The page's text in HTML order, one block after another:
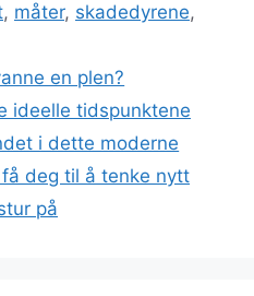
, måter, skadedyrene,
en plen?
ideelle tidspunktene
i dette moderne
deg til å tenke nytt
på